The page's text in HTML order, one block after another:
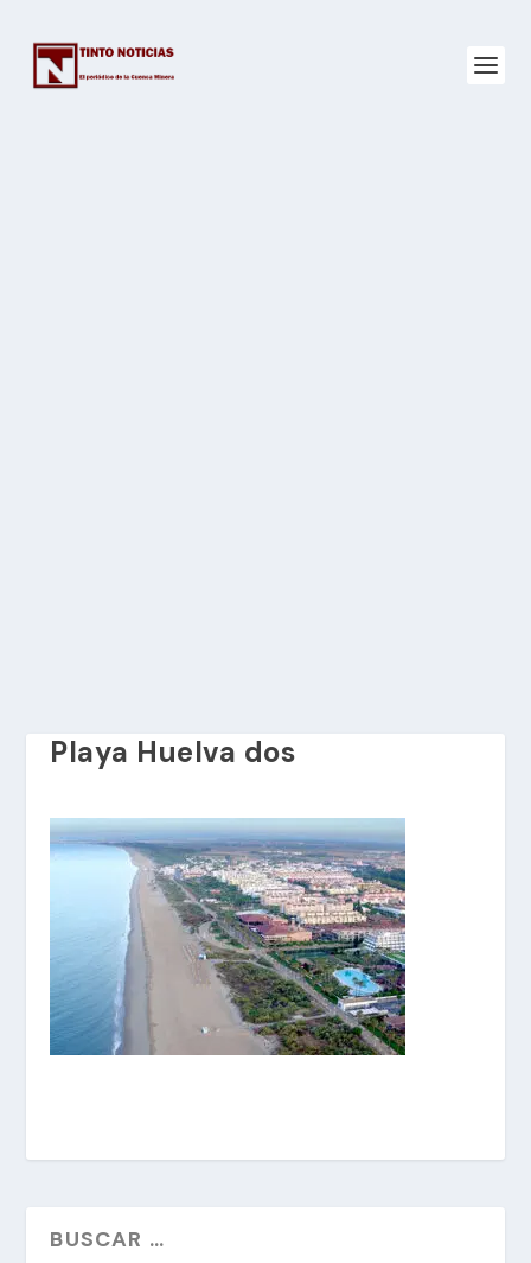
Playa Huelva dos